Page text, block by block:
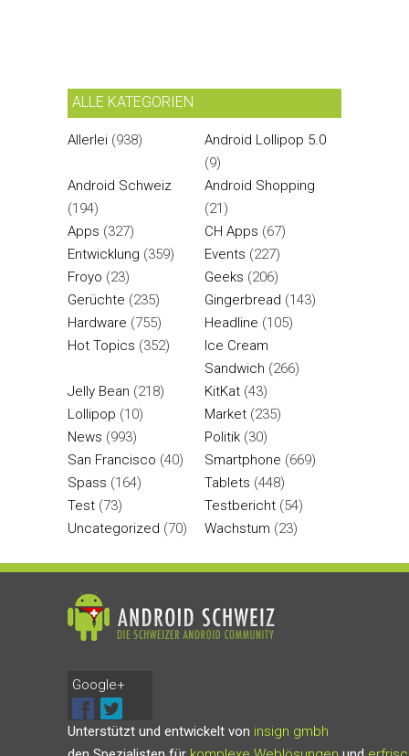
ALLE KATEGORIEN
Allerlei (938)
Android Lollipop 5.0
(9)
Android Schweiz
(194)
Android Shopping
(21)
Apps (327) CH Apps (67)
Entwicklung (359) Events (227)
Froyo (23) Geeks (206)
Gerüchte (235) Gingerbread (143)
Hardware (755) Headline (105)
Hot Topics (352)
Ice Cream
Sandwich (266)
Jelly Bean (218) KitKat (43)
Lollipop (10) Market (235)
News (993) Politik (30)
San Francisco (40) Smartphone (669)
Spass (164) Tablets (448)
Test (73) Testbericht (54)
Uncategorized (70) Wachstum (23)
Google+
Unterstützt und entwickelt von insign gmbh